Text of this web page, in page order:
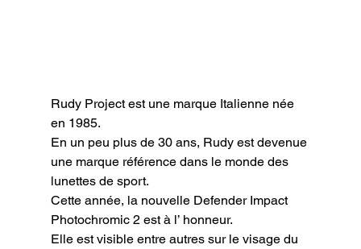
Rudy Project est une marque Italienne née
en 1985.
En un peu plus de 30 ans, Rudy est devenue
une marque référence dans le monde des
lunettes de sport.
Cette année, la nouvelle Defender Impact
Photochromic 2 est à l’ honneur.
Elle est visible entre autres sur le visage du